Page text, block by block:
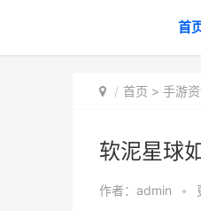
首
首页 > 手游
软泥星球
作者： admin •